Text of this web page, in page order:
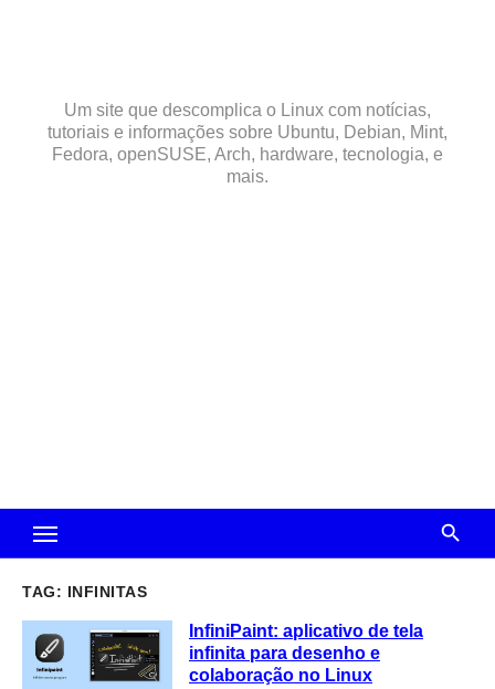
Um site que descomplica o Linux com notícias,
tutoriais e informações sobre Ubuntu, Debian, Mint,
Fedora, openSUSE, Arch, hardware, tecnologia, e
mais.
TAG: INFINITAS
InfiniPaint: aplicativo de tela
infinita para desenho e
colaboração no Linux